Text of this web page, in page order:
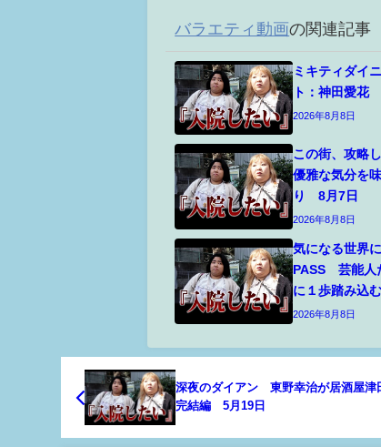
バラエティ動画の関連記事
ミキティダ
ト：神田愛花
2026年8月8日
この街、攻略
優雅な気分を
り 8月7日
2026年8月8日
気になる世界
PASS 芸能人
に１歩踏み込
2026年8月8日
深夜のダイアン 東野幸治が居酒屋
完結編 5月19日